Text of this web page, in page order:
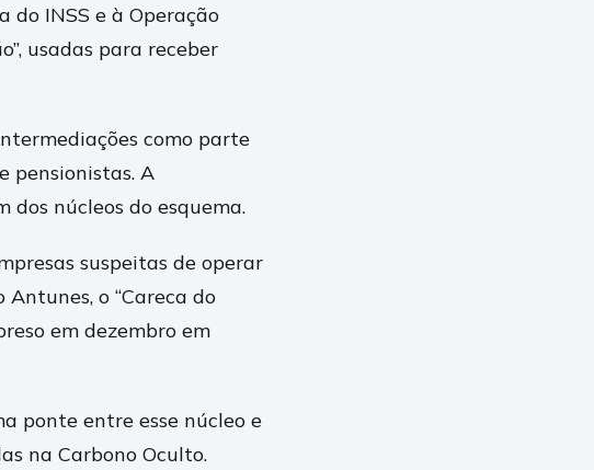
do INSS e à Operação
usadas para receber
como parte
pensionistas. A
núcleos do esquema.
suspeitas de operar
o “Careca do
em dezembro em
ponte entre esse núcleo e
na Carbono Oculto.